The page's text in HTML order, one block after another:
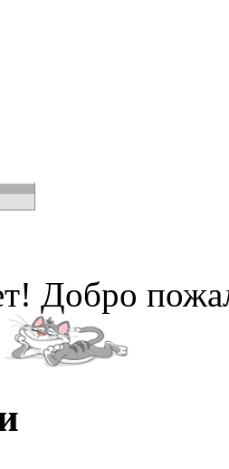
Добро